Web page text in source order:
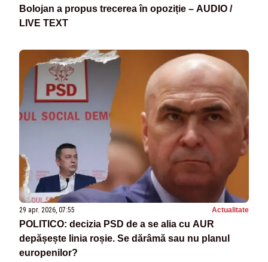
Bolojan a propus trecerea în opoziție – AUDIO /
LIVE TEXT
29 apr. 2026, 07:55 Actualitate
POLITICO: decizia PSD de a se alia cu AUR
depășește linia roșie. Se dărâmă sau nu planul
europenilor?